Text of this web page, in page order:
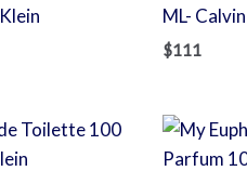
ML-
$111